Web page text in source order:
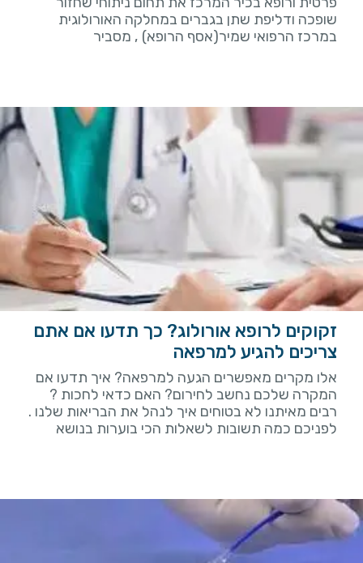
שופכה ודליפת שתן בגברים במחלקה האורולוגית
במרכז הרפואי שמיר(אסף הרופא) , מסביר
זקוקים לרופא אורולוג? כך תדעו אם אתם
צריכים להגיע למרפאה
אלו מקרים מאפשרים הגעה למרפאה? איך תדעו אם
המקרה שלכם נחשב לחירום? האם כדאי לחכות ?
רבים מאיתנו לא בטוחים איך לנהל את הבריאות שלנו .
לפניכם כמה תשובות לשאלות הכי בוערות בנושא